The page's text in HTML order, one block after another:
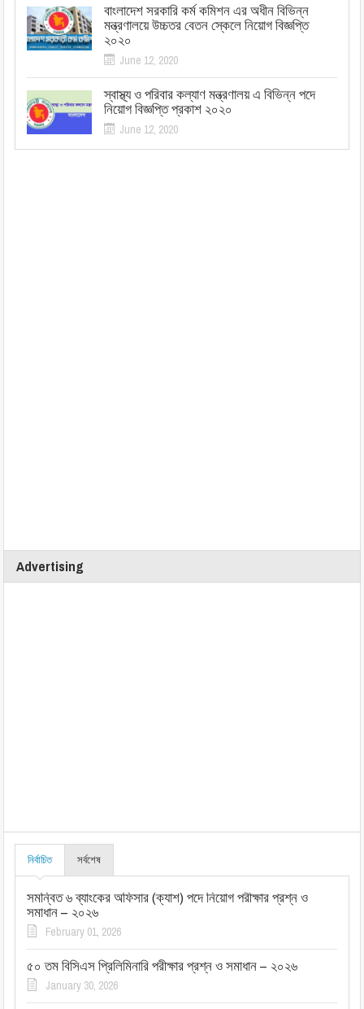
বাংলাদেশ সরকারি কর্ম কমিশন এর অধীন বিভিন্ন
মন্ত্রণালয়ে উচ্চতর বেতন স্কেলে নিয়োগ বিজ্ঞপ্তি
২০২০
June 12, 2020
স্বাস্থ্য ও পরিবার কল্যাণ মন্ত্রণালয় এ বিভিন্ন পদে
নিয়োগ বিজ্ঞপ্তি প্রকাশ ২০২০
June 12, 2020
Advertising
নির্বাচিত সর্বশেষ
সমন্বিত ৬ ব্যাংকের অফিসার (ক্যাশ) পদে নিয়োগ পরীক্ষার প্রশ্ন ও
সমাধান – ২০২৬
February 01, 2026
৫০ তম বিসিএস প্রিলিমিনারি পরীক্ষার প্রশ্ন ও সমাধান – ২০২৬
January 30, 2026